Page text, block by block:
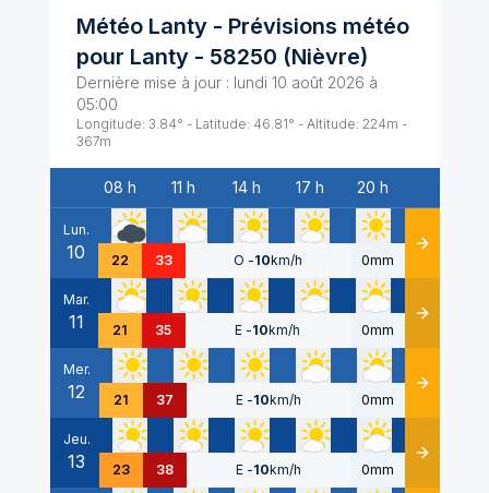
Météo Lanty- Prévisions météo
pour Lanty- 58250 (Nièvre)
Dernière mise à jour : lundi 10 août 2026 à
05:00
Longitude: 3.84° - Latitude: 46.81° - Altitude: 224m -
367m
Date
08 h 11 h 14 h 17 h 20 h
Lun.
10 22 33 O -10km/h 0mm Détails
Mar.
11 21 35 E -10km/h 0mm Détails
Mer.
12 21 37 E -10km/h 0mm Détails
Jeu.
13 23 38 E -10km/h 0mm Détails